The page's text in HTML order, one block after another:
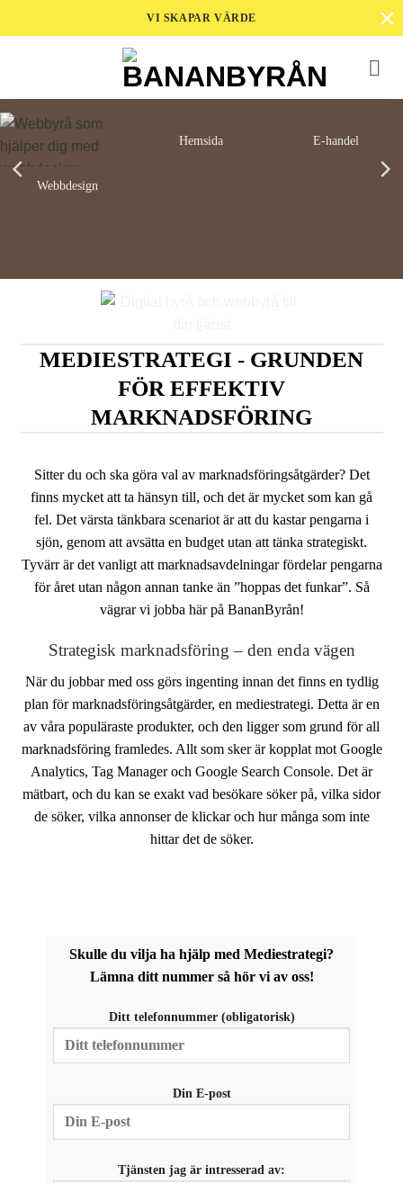
to
VI SKAPAR VÄRDE
Webbdesign
Hemsida E-handel
MEDIESTRATEGI - GRUNDEN
FÖR EFFEKTIV
MARKNADSFÖRING
Sitter du och ska göra val av marknadsföringsåtgärder? Det
finns mycket att ta hänsyn till, och det är mycket som kan gå
fel. Det värsta tänkbara scenariot är att du kastar pengarna i
sjön, genom att avsätta en budget utan att tänka strategiskt.
Tyvärr är det vanligt att marknadsavdelningar fördelar pengarna
för året utan någon annan tanke än ”hoppas det funkar”. Så
vägrar vi jobba här på BananByrån!
Strategisk marknadsföring – den enda vägen
När du jobbar med oss görs ingenting innan det finns en tydlig
plan för marknadsföringsåtgärder, en mediestrategi. Detta är en
av våra populäraste produkter, och den ligger som grund för all
marknadsföring framledes. Allt som sker är kopplat mot Google
Analytics, Tag Manager och Google Search Console. Det är
mätbart, och du kan se exakt vad besökare söker på, vilka sidor
de söker, vilka annonser de klickar och hur många som inte
hittar det de söker.
Skulle du vilja ha hjälp med Mediestrategi?
Lämna ditt nummer så hör vi av oss!
Ditt telefonnummer (obligatorisk)
Din E-post
Tjänsten jag är intresserad av:
×
Nödvändiga
Dessa kakor
går inte att
behövs för att
hemsidan
över huvud
Statistik
För att vi ska
kunna
förbättra
funktionalitet
och
uppbyggnad,
hur hemsidan
hemsida ska
prestera så
bra som
under ditt
besök. Om
här kakorna
funktionalitet